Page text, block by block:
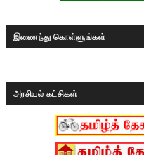
இணைந்து கொள்ளுங்கள்
அரசியல் கட்சிகள்